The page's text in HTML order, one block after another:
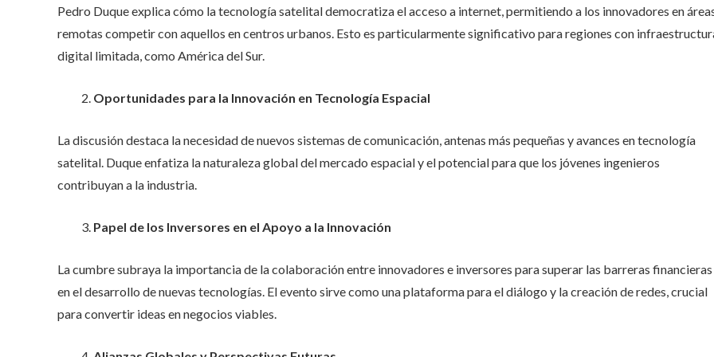
Pedro Duque explica cómo la tecnología satelital democratiza el acceso a internet, permitiendo a los innovadores en
remotas competir con aquellos en centros urbanos. Esto es particularmente significativo para regiones con
digital limitada, como América del Sur.
Oportunidades para la Innovación en Tecnología Espacial
La discusión destaca la necesidad de nuevos sistemas de comunicación, antenas más pequeñas y avances en tecnología
satelital. Duque enfatiza la naturaleza global del mercado espacial y el potencial para que los jóvenes ingenieros
contribuyan a la industria.
Papel de los Inversores en el Apoyo a la Innovación
La cumbre subraya la importancia de la colaboración entre innovadores e inversores para superar las barreras financieras
en el desarrollo de nuevas tecnologías. El evento sirve como una plataforma para el diálogo y la creación de redes, crucial
para convertir ideas en negocios viables.